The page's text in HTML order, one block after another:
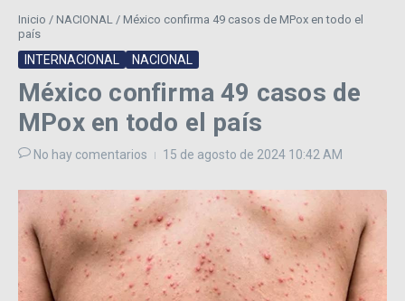
Inicio / NACIONAL / México confirma 49 casos de MPox en todo el
país
INTERNACIONAL NACIONAL
México confirma 49 casos de
MPox en todo el país
No hay comentarios 15 de agosto de 2024 10:42 AM